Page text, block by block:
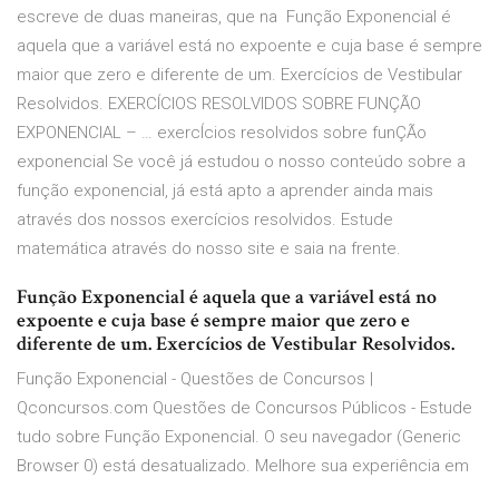
escreve de duas maneiras, que na Função Exponencial é
aquela que a variável está no expoente e cuja base é sempre
maior que zero e diferente de um. Exercícios de Vestibular
Resolvidos. EXERCÍCIOS RESOLVIDOS SOBRE FUNÇÃO
EXPONENCIAL – … exercÍcios resolvidos sobre funÇÃo
exponencial Se você já estudou o nosso conteúdo sobre a
função exponencial, já está apto a aprender ainda mais
através dos nossos exercícios resolvidos. Estude
matemática através do nosso site e saia na frente.
Função Exponencial é aquela que a variável está no
expoente e cuja base é sempre maior que zero e
diferente de um. Exercícios de Vestibular Resolvidos.
Função Exponencial - Questões de Concursos |
Qconcursos.com Questões de Concursos Públicos - Estude
tudo sobre Função Exponencial. O seu navegador (Generic
Browser 0) está desatualizado. Melhore sua experiência em